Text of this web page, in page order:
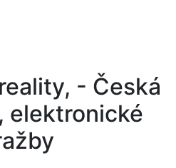
elektronické